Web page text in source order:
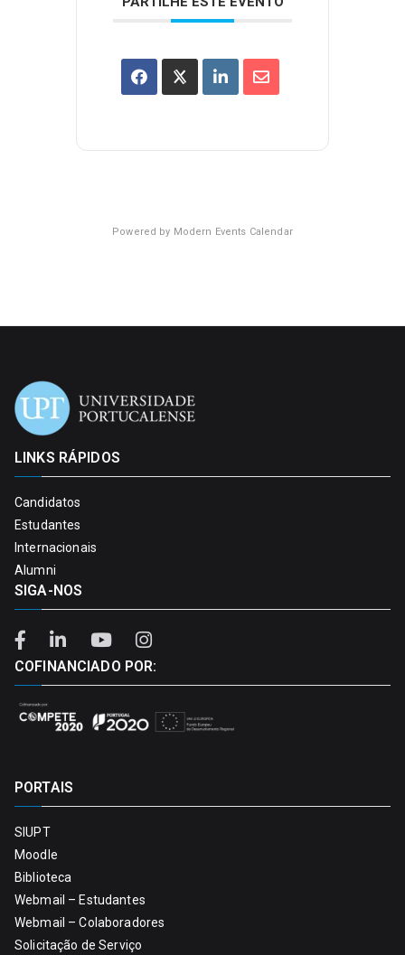
Powered by Modern Events Calendar
LINKS RÁPIDOS
Candidatos
Estudantes
Internacionais
Alumni
SIGA-NOS
COFINANCIADO POR:
PORTAIS
SIUPT
Moodle
Biblioteca
Webmail – Estudantes
Webmail – Colaboradores
Solicitação de Serviço